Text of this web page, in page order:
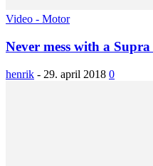
Video - Motor
Never mess with a
henrik - 29. april 2018 0